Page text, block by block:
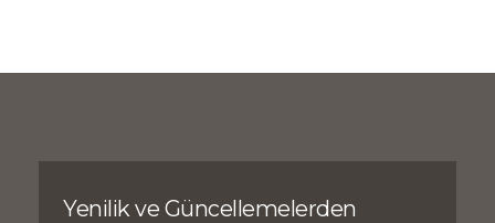
Yenilik ve Güncellemelerden